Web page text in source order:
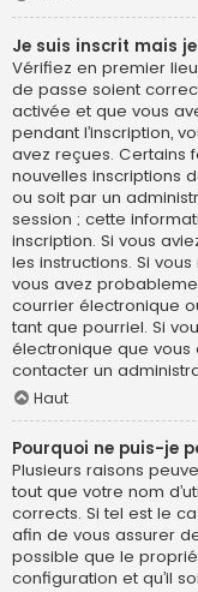
Je suis inscrit mais
Vérifiez en premier
de passe soient
activée et que vous
pendant l’inscription,
avez reçues. Certains
nouvelles inscriptions
ou soit par un
session ; cette
inscription. Si vous
les instructions. Si
vous avez
courrier électronique
tant que pourriel. Si
électronique que
contacter un
Haut
Pourquoi ne puis-je
Plusieurs raisons
tout que votre nom
corrects. Si tel est le
afin de vous assurer
possible que le
configuration et qu’il